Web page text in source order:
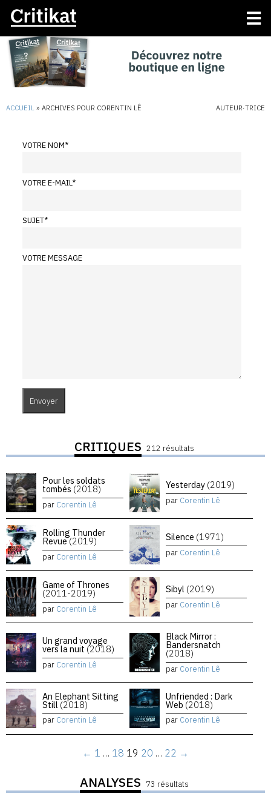
ACCUEIL » ARCHIVES POUR CORENTIN LÊ AUTEUR·TRICE
VOTRE NOM*
VOTRE E-MAIL*
SUJET*
VOTRE MESSAGE
CRITIQUES 212 résultats
Pour les soldats
tombés (2018)
par Corentin Lê
Yesterday (2019)
par Corentin Lê
Rolling Thunder
Revue(2019)
par Corentin Lê
Silence (1971)
par Corentin Lê
Game of Thrones
(2011-2019)
par Corentin Lê
Sibyl (2019)
par Corentin Lê
Un grand voyage
vers la nuit (2018)
par Corentin Lê
Black Mirror :
Bandersnatch
(2018)
par Corentin Lê
An Elephant Sitting
Still (2018)
par Corentin Lê
Unfriended : Dark
Web (2018)
par Corentin Lê
← 1 … 18 19 20 … 22 →
ANALYSES 73 résultats